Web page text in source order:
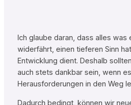
Ich glaube daran, dass alles was
widerfährt, einen tieferen Sinn
Entwicklung dient. Deshalb
auch stets dankbar sein, wenn
Herausforderungen in den Weg
Dadurch bedingt, können wir